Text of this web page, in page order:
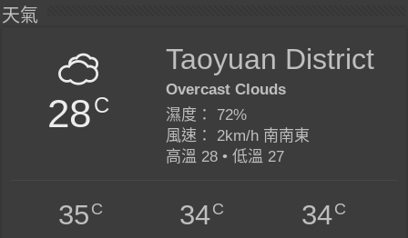
天氣
28C
Taoyuan District
Overcast Clouds
濕度： 72%
風速： 2km/h 南南東
高溫 28 • 低溫 27
35C 34C 34C